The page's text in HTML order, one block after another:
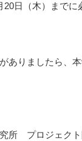
日（木）までに
ありましたら、
究所 プロジェ